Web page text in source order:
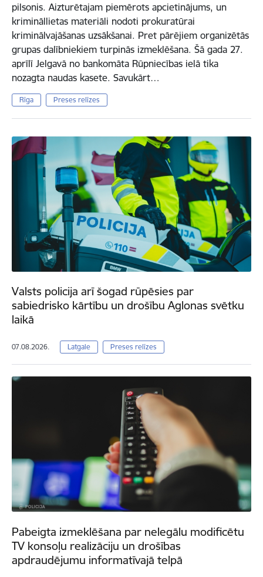
pilsonis. Aizturētajam piemērots apcietinājums, un
krimināllietas materiāli nodoti prokuratūrai
kriminālvajāšanas uzsākšanai. Pret pārējiem organizētās
grupas dalībniekiem turpinās izmeklēšana. Šā gada 27.
aprīlī Jelgavā no bankomāta Rūpniecības ielā tika
nozagta naudas kasete. Savukārt…
Rīga Preses relīzes
Valsts policija arī šogad rūpēsies par
sabiedrisko kārtību un drošību Aglonas svētku
laikā
07.08.2026. Latgale Preses relīzes
Pabeigta izmeklēšana par nelegālu modificētu
TV konsoļu realizāciju un drošības
apdraudējumu informatīvajā telpā